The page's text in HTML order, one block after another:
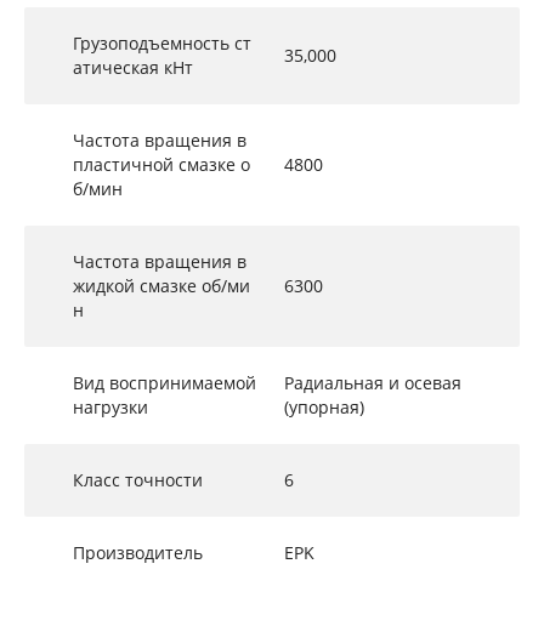
Грузоподъемность ст
атическая кНт
35,000
Частота вращения в
пластичной смазке о
б/мин
4800
Частота вращения в
жидкой смазке об/ми
н
6300
Вид воспринимаемой
нагрузки
Радиальная и осевая
(упорная)
Класс точности 6
Производитель EPK